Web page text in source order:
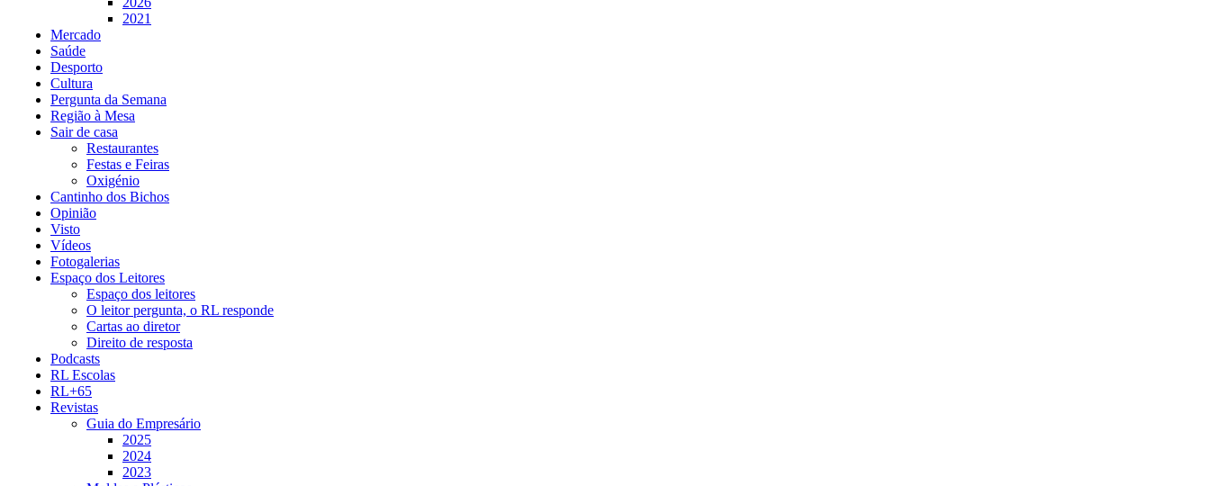
2021
Mercado
Saúde
Desporto
Cultura
Pergunta da Semana
Região à Mesa
Sair de casa
Restaurantes
Festas e Feiras
Oxigénio
Cantinho dos Bichos
Opinião
Visto
Vídeos
Fotogalerias
Espaço dos Leitores
Espaço dos leitores
O leitor pergunta, o RL responde
Cartas ao diretor
Direito de resposta
Podcasts
RL Escolas
RL+65
Revistas
Guia do Empresário
2025
2024
2023